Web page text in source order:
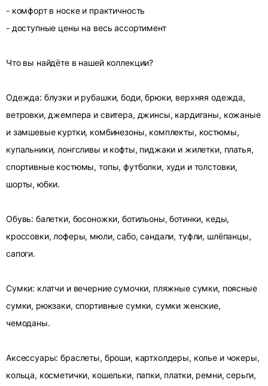
- комфорт в носке и практичность
- доступные цены на весь ассортимент
Что вы найдёте в нашей коллекции?
Одежда: блузки и рубашки, боди, брюки, верхняя одежда,
ветровки, джемпера и свитера, джинсы, кардиганы, кожаные
и замшевые куртки, комбинезоны, комплекты, костюмы,
купальники, лонгсливы и кофты, пиджаки и жилетки, платья,
спортивные костюмы, топы, футболки, худи и толстовки,
шорты, юбки.
Обувь: балетки, босоножки, ботильоны, ботинки, кеды,
кроссовки, лоферы, мюли, сабо, сандали, туфли, шлёпанцы,
сапоги.
Сумки: клатчи и вечерние сумочки, пляжные сумки, поясные
сумки, рюкзаки, спортивные сумки, сумки женские,
чемоданы.
Аксессуары: браслеты, броши, картхолдеры, колье и чокеры,
кольца, косметички, кошельки, папки, платки, ремни, серьги,